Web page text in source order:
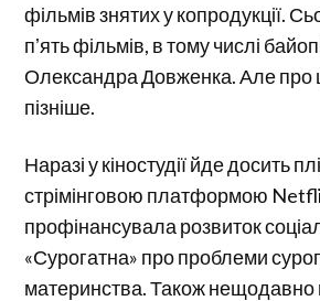
фільмів знятих у копродукції.
пʼять фільмів, в тому числі
Олександра Довженка. Але про
пізніше.
Наразі у кіностудії йде досить
стрімінговою платформою
профінансувала розвиток
«Сурогатна» про проблеми
материнства. Також нещодавно